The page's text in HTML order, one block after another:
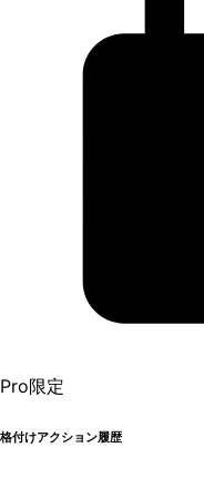
Pro限定
格付けアクション履歴